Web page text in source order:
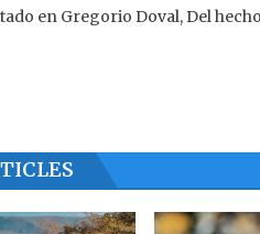
en Gregorio Doval, Del